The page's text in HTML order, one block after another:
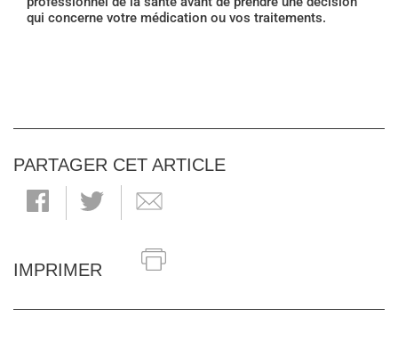
qui concerne votre médication ou vos traitements.
PARTAGER CET ARTICLE
IMPRIMER